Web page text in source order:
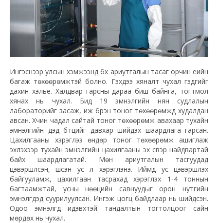
Ингэснээр улсын хэмжээнд бүх ариутгалын тасаг орчин үеийн
багаж төхөөрөмжтэй болно. Гэхдээ хяналт чухал гэдгийг
дахин хэлье. Халдвар гарсны дараа биш байнга, тогтмол
хянах нь чухал. Бид 19 эмнэлгийн нян судлалын
лабораторийг засаж, иж бүрэн тоног төхөөрөмжүүд худалдан
авсан. Хүчин чадал сайтай тоног төхөөрөмж авахаар тухайн
эмнэлгийн дэд бүтцийг давхар шийдэх шаардлага гарсан.
Цахилгааны хэрэглээ өндөр тоног төхөөрөмж ашиглаж
эхлэхээр тухайн эмнэлгийн цахилгааны эх үүсвэр найдвартай
байх шаардлагатай. Мөн ариутгалын тасгуудад
цэвэршүүлсэн, шүүсэн ус л хэрэглэнэ. Иймд ус цэвэршүүлэх
байгууламж, цахилгаан тасрахад хэрэглэх 1-4 тоннын
багтаамжтай, усны нөөцийн савнуудыг орон нутгийн
эмнэлгүүдэд суурилуулсан. Ингэж цогц байдлаар нь шийдсэн.
Одоо эмнэлгүүд идэвхтэй тандалтын тогтолцоог сайн
мөрдөх нь чухал.